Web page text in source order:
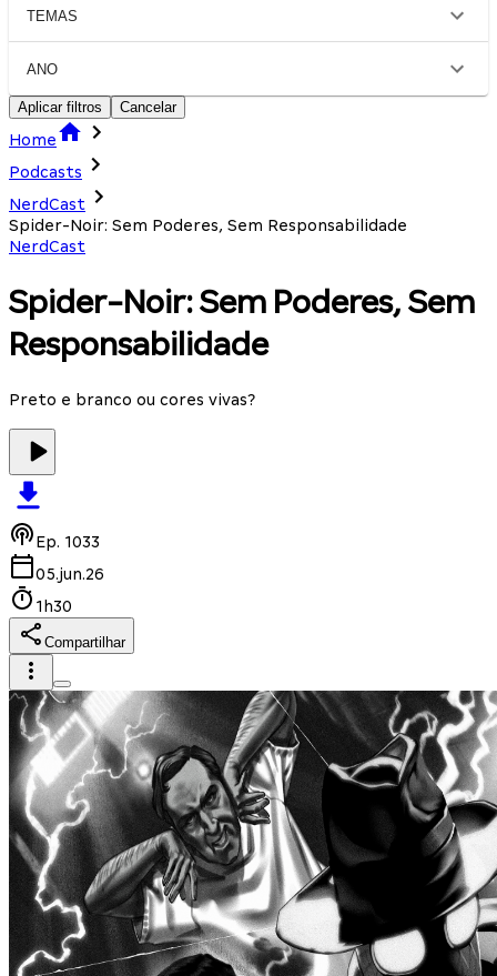
TEMAS
ANO
Aplicar filtros Cancelar
Home
Podcasts
NerdCast
Spider-Noir: Sem Poderes, Sem Responsabilidade
NerdCast
Spider-Noir: Sem Poderes, Sem
Responsabilidade
Preto e branco ou cores vivas?
Ep. 1033
05.jun.26
1h30
Compartilhar